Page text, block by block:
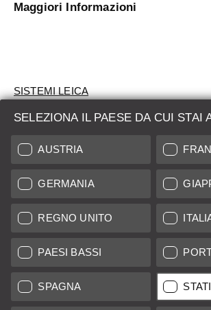
SELEZIONA IL PAESE DA CUI STAI
AUSTRIA
GERMANIA
REGNO UNITO
PAESI BASSI
SPAGNA
Maggiori Informazioni
SISTEMI LEICA
VALUTAZIONE
CERCHI UN PRODOTTO?
ASTE
PRODOTTI NUOVI
LEICA STORES
Tutti i prezzi dei fornitori con sede in UE/